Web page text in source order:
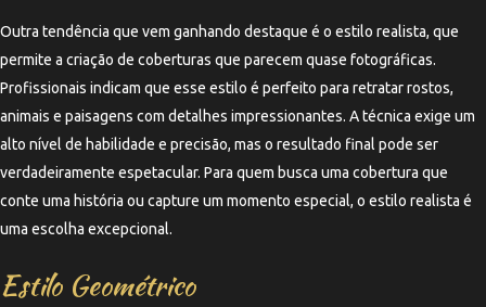
Outra tendência que vem ganhando destaque é o estilo realista, que
permite a criação de coberturas que parecem quase fotográficas.
Profissionais indicam que esse estilo é perfeito para retratar rostos,
animais e paisagens com detalhes impressionantes. A técnica exige um
alto nível de habilidade e precisão, mas o resultado final pode ser
verdadeiramente espetacular. Para quem busca uma cobertura que
conte uma história ou capture um momento especial, o estilo realista é
uma escolha excepcional.
Estilo Geométrico